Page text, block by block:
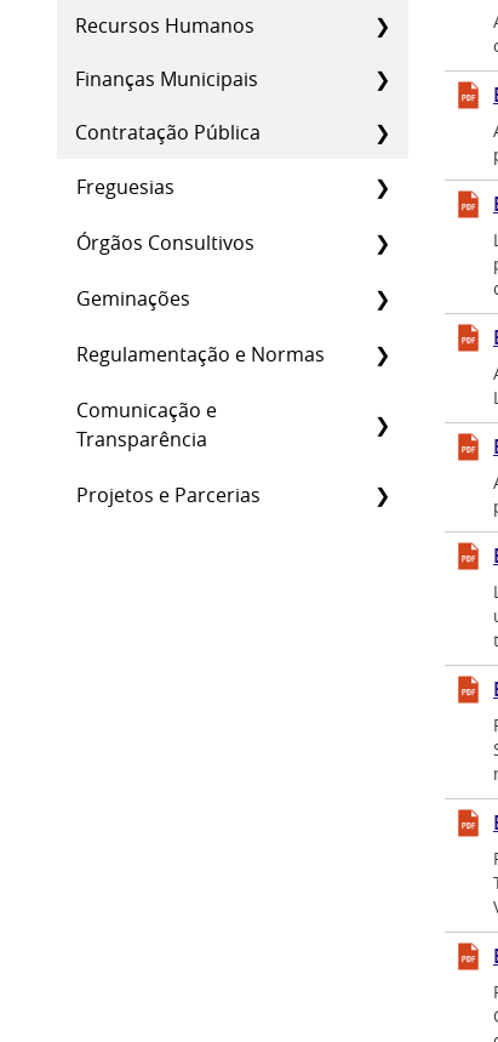
Recursos Humanos
Finanças Municipais
Contratação Pública
Freguesias
Órgãos Consultivos
Geminações
Regulamentação e Normas
Comunicação e
Transparência
Projetos e Parcerias